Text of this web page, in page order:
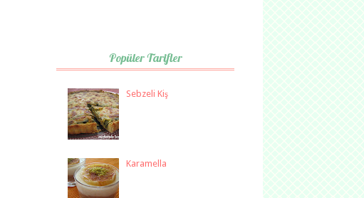
Popüler Tarifler
Sebzeli Kiş
Karamella